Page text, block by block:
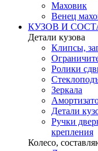
Маховик
Венец
КУЗОВ И
Детали кузова
Клипсы,
Ролики
Зеркала
Детали
Ручки
крепления
Колесо,